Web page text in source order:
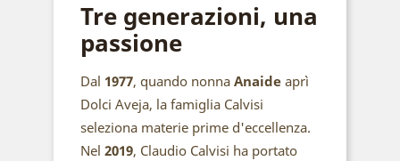
Tre generazioni, una
passione
Dal 1977, quando nonna Anaideaprì
Dolci Aveja, la famiglia Calvisi
seleziona materie prime d'eccellenza.
Nel 2019, Claudio Calvisi ha portato